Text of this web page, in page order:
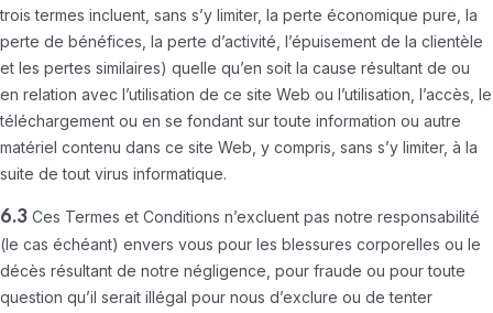
trois termes incluent, sans s’y limiter, la perte économique pure, la
perte de bénéfices, la perte d’activité, l’épuisement de la clientèle
et les pertes similaires) quelle qu’en soit la cause résultant de ou
en relation avec l’utilisation de ce site Web ou l’utilisation, l’accès, le
téléchargement ou en se fondant sur toute information ou autre
matériel contenu dans ce site Web, y compris, sans s’y limiter, à la
suite de tout virus informatique.
6.3 Ces Termes et Conditions n’excluent pas notre responsabilité
(le cas échéant) envers vous pour les blessures corporelles ou le
décès résultant de notre négligence, pour fraude ou pour toute
question qu’il serait illégal pour nous d’exclure ou de tenter